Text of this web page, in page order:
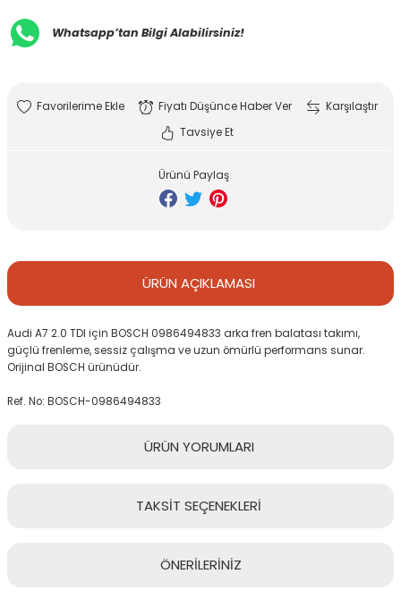
Whatsapp’tan Bilgi Alabilirsiniz!
Fiyatı Düşünce Haber Ver
Karşılaştır
Tavsiye Et
Ürünü Paylaş
ÜRÜN AÇIKLAMASI
Audi A7 2.0 TDI için BOSCH 0986494833 arka fren balatası takımı,
güçlü frenleme, sessiz çalışma ve uzun ömürlü performans sunar.
Orijinal BOSCH ürünüdür.
Ref. No: BOSCH-0986494833
ÜRÜN YORUMLARI
TAKSİT SEÇENEKLERİ
ÖNERİLERİNİZ